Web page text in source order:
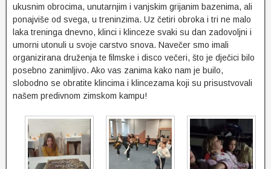
ukusnim obrocima, unutarnjim i vanjskim grijanim bazenima, ali
ponajviše od svega, u treninzima. Uz četiri obroka i tri ne malo
laka treninga dnevno, klinci i klinceze svaki su dan zadovoljni i
umorni utonuli u svoje carstvo snova. Navečer smo imali
organizirana druženja te filmske i disco večeri, što je dječici bilo
posebno zanimljivo. Ako vas zanima kako nam je builo,
slobodno se obratite klincima i klincezama koji su prisustvovali
našem predivnom zimskom kampu!